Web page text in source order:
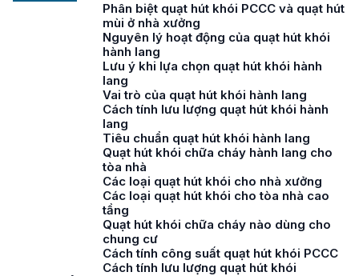
Phân biệt quạt hút khói PCCC và quạt hút
mùi ở nhà xưởng
Nguyên lý hoạt động của quạt hút khói
hành lang
Lưu ý khi lựa chọn quạt hút khói hành
lang
Vai trò của quạt hút khói hành lang
Cách tính lưu lượng quạt hút khói hành
lang
Tiêu chuẩn quạt hút khói hành lang
Quạt hút khói chữa cháy hành lang cho
tòa nhà
Các loại quạt hút khói cho nhà xưởng
Các loại quạt hút khói cho tòa nhà cao
tầng
Quạt hút khói chữa cháy nào dùng cho
chung cư
Cách tính công suất quạt hút khói PCCC
Cách tính lưu lượng quạt hút khói